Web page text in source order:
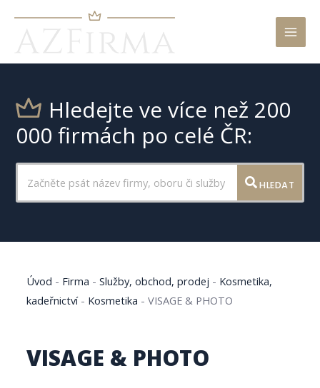
Hledejte ve více než 200
000 firmách po celé ČR:
HLEDAT
Úvod - Firma -Služby, obchod, prodej - Kosmetika,
kadeřnictví- Kosmetika -VISAGE & PHOTO
VISAGE & PHOTO